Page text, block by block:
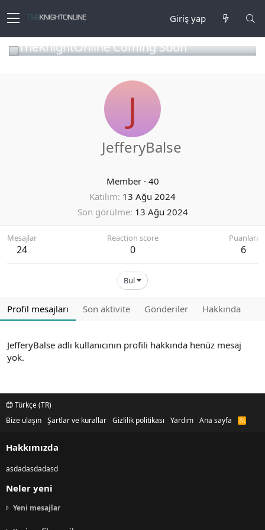
Giriş yap
TheKnightOnline Coming Soon
J
JefferyBalse
Member · 40
Katılım 13 Ağu 2024
Son görülme 13 Ağu 2024
Mesajlar
24
Reaction score
0
Puanları
6
Bul
Profil mesajları Son aktivite Gönderiler Hakkında
JefferyBalse adlı kullanıcının profili hakkında henüz mesaj
yok.
Türkçe (TR)
Bize ulaşın Şartlar ve kurallar Gizlilik politikası Yardım Ana sayfa
R
Hakkımızda
asdadasdadasd
Neler yeni
Yeni mesajlar